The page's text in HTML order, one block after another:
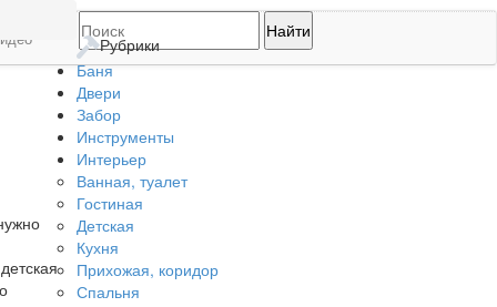
Рубрики
Баня
Двери
Забор
Инструменты
Интерьер
Ванная, туалет
Гостиная
Детская
Кухня
Прихожая, коридор
Спальня